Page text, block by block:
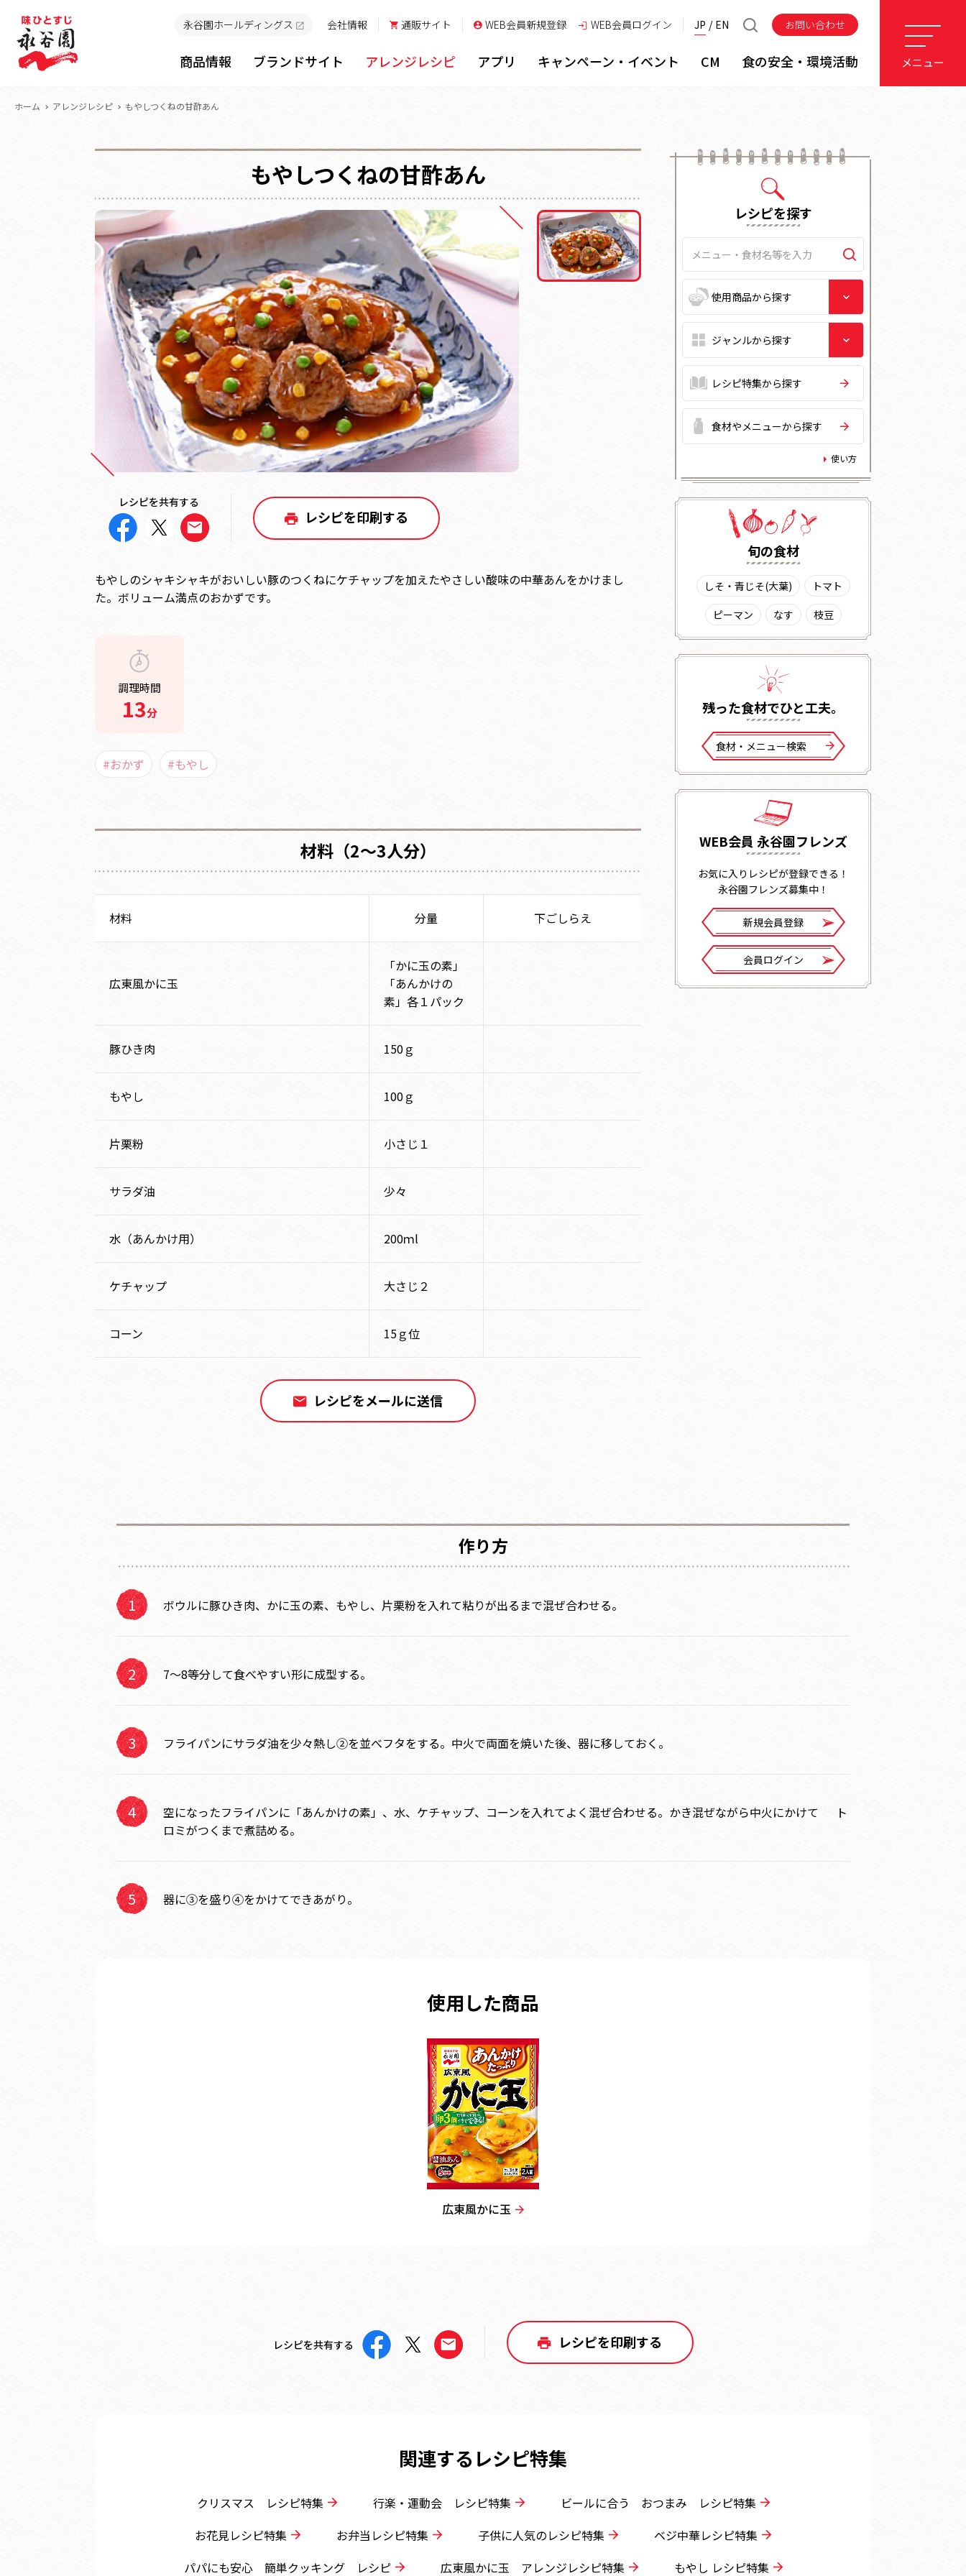
永谷園ホールディングス 会社情報 通販サイト WEB会員新規登録 WEB会員ログイン JP EN お問い合わせ
商品情報 ブランドサイト アレンジレシピ アプリ キャンペーン・イベント CM 食の安全・環境活動 メニュー
ホーム アレンジレシピ もやしつくねの甘酢あん
もやしつくねの甘酢あん
レシピを共有する
レシピを印刷する
もやしのシャキシャキがおいしい豚のつくねにケチャップを加えたやさしい酸味の中華あんをかけまし
た。ボリューム満点のおかずです。
調理時間
13分
#おかず #もやし
材料（2～3人分）
材料 分量 下ごしらえ
広東風かに玉
「かに玉の素」
「あんかけの
素」各１パック
豚ひき肉 150ｇ
もやし 100ｇ
片栗粉 小さじ１
サラダ油 少々
水（あんかけ用） 200ｍl
ケチャップ 大さじ２
コーン 15ｇ位
レシピをメールに送信
レシピを探す
レシピ特集から探す
食材やメニューから探す
使い方
旬の⾷材
しそ・青じそ(大葉)
トマト
ピーマン
なす 枝豆
残った⾷材でひと⼯夫。
⾷材・メニュー検索
WEB会員 永谷園フレンズ
お気に入りレシピが登録できる！
永谷園フレンズ募集中！
新規会員登録
会員ログイン
作り方
ボウルに豚ひき肉、かに玉の素、もやし、片栗粉を入れて粘りが出るまで混ぜ合わせる。
7～8等分して食べやすい形に成型する。
フライパンにサラダ油を少々熱し②を並べフタをする。中火で両面を焼いた後、器に移しておく。
空になったフライパンに「あんかけの素」、水、ケチャップ、コーンを入れてよく混ぜ合わせる。かき混ぜながら中火にかけて ト
ロミがつくまで煮詰める。
器に③を盛り④をかけてできあがり。
使用した商品
広東風かに玉
レシピを共有する レシピを印刷する
関連するレシピ特集
クリスマス レシピ特集 行楽・運動会 レシピ特集
ビールに合う おつまみ レシピ特集
お花見レシピ特集
お弁当レシピ特集 子供に人気のレシピ特集
ベジ中華レシピ特集
パパにも安心 簡単クッキング レシピ
広東風かに玉 アレンジレシピ特集 もやし レシピ特集